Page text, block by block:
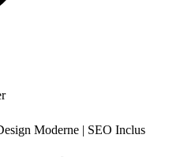
Moderne | SEO Inclus